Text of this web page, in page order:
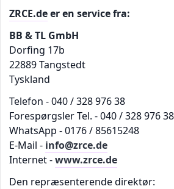
ZRCE.deer en service fra:
BB & TL GmbH
Dorfing 17b
22889 Tangstedt
Tyskland
Telefon - 040 / 328 976 38
Forespørgsler Tel. - 040 / 328 976 38
WhatsApp - 0176 / 85615248
E-Mail - info@zrce.de
Internet -www.zrce.de
Den repræsenterende direktør: